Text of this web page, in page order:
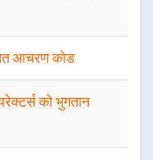
आचरण कोड
को भुगतान